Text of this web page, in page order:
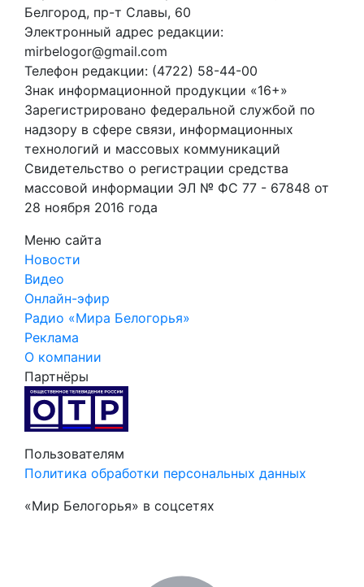
Белгород, пр-т Славы, 60
Электронный адрес редакции:
mirbelogor@gmail.com
Телефон редакции: (4722) 58-44-00
Знак информационной продукции «16+»
Зарегистрировано федеральной службой по
надзору в сфере связи, информационных
технологий и массовых коммуникаций
Свидетельство о регистрации средства
массовой информации ЭЛ № ФС 77 - 67848 от
28 ноября 2016 года
Меню сайта
Новости
Видео
Онлайн-эфир
Радио «Мира Белогорья»
Реклама
О компании
Партнёры
Пользователям
Политика обработки персональных данных
«Мир Белогорья» в соцсетях